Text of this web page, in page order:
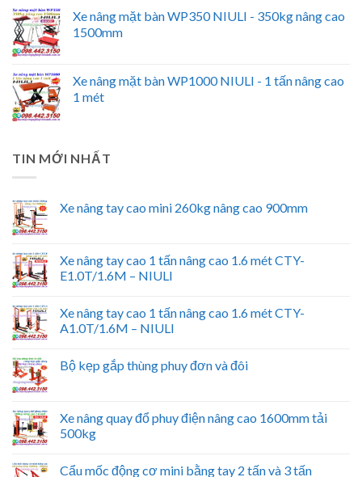
Xe nâng mặt bàn WP350 NIULI - 350kg nâng cao
1500mm
Xe nâng mặt bàn WP1000 NIULI - 1 tấn nâng cao
1 mét
TIN MỚI NHẤT
Xe nâng tay cao mini 260kg nâng cao 900mm
Xe nâng tay cao 1 tấn nâng cao 1.6 mét CTY-
E1.0T/1.6M – NIULI
Xe nâng tay cao 1 tấn nâng cao 1.6 mét CTY-
A1.0T/1.6M – NIULI
Bộ kẹp gắp thùng phuy đơn và đôi
Xe nâng quay đổ phuy điện nâng cao 1600mm tải
500kg
Cẩu mốc động cơ mini bằng tay 2 tấn và 3 tấn